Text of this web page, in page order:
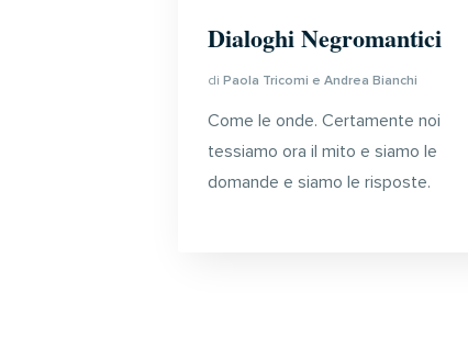
Dialoghi Negromantici
di Paola Tricomi e Andrea Bianchi
Come le onde. Certamente noi
tessiamo ora il mito e siamo le
domande e siamo le risposte.